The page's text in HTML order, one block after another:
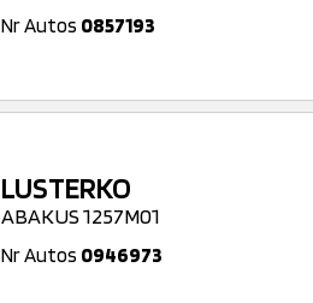
Nr Autos 0857193
LUSTERKO
ABAKUS 1257M01
Nr Autos 0946973